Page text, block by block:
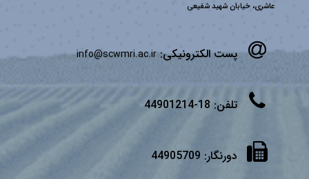
عاشری، خیابان شهید شفیعی
پست الکترونیکی:info@scwmri.ac.ir
تلفن: 18-44901214
دورنگار: 44905709